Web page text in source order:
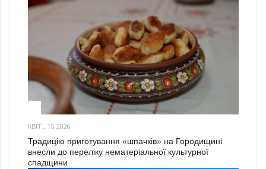
КВІТ., 15 2026
Традицію приготування «шпачків» на Городищині
внесли до переліку нематеріальної культурної
спадщини